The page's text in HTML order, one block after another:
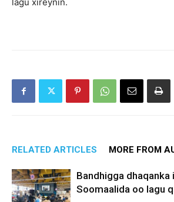
RELATED ARTICLES MORE FROM
Bandhigga dhaqanka
Soomaalida oo lagu